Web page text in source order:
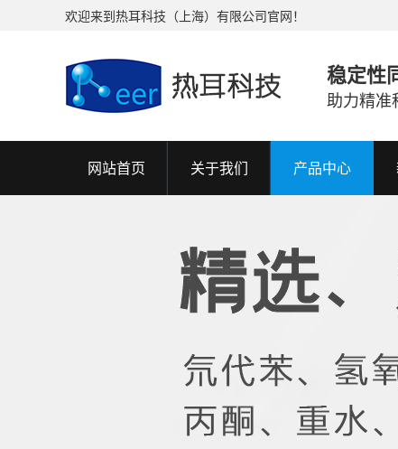
欢迎来到热耳科技（上海）有限公司官网！
稳定性
助力精准
网站首页 关于我们 产品中心